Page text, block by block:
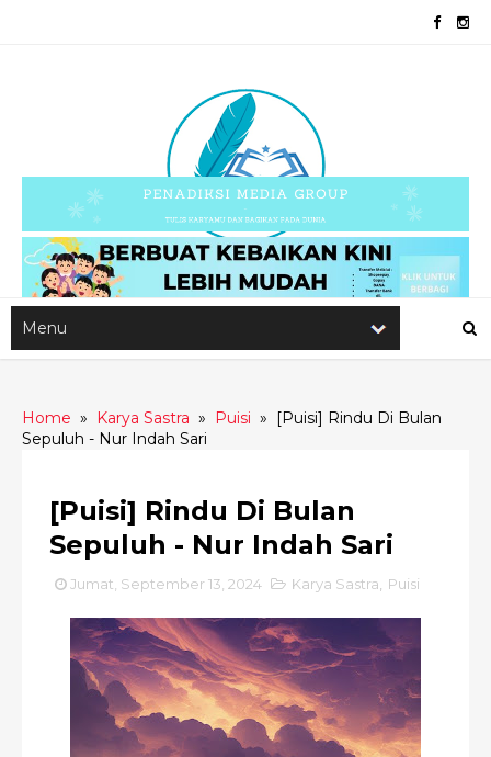
Home » Karya Sastra » Puisi » [Puisi] Rindu Di Bulan
Sepuluh - Nur Indah Sari
[Puisi] Rindu Di Bulan
Sepuluh - Nur Indah Sari
Jumat, September 13, 2024 Karya Sastra Puisi